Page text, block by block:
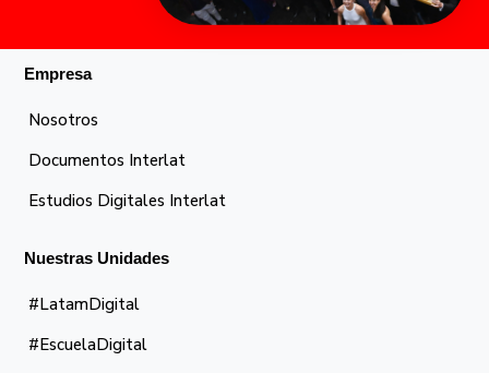
Empresa
Nosotros
Documentos Interlat
Estudios Digitales Interlat
Nuestras Unidades
#LatamDigital
#EscuelaDigital